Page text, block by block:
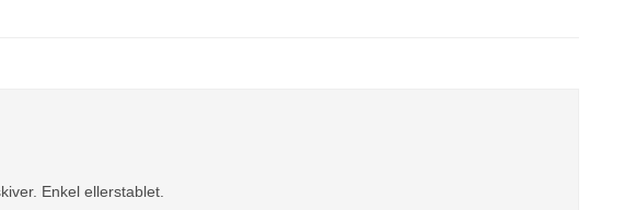
Enkel ellerstablet.